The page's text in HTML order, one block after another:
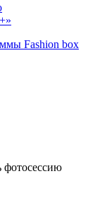
Fashion box
фотосессию